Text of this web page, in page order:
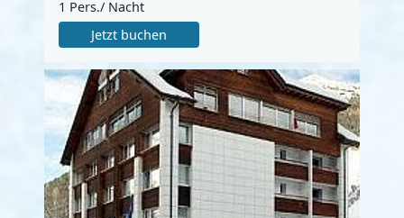
1 Pers./ Nacht
Jetzt buchen